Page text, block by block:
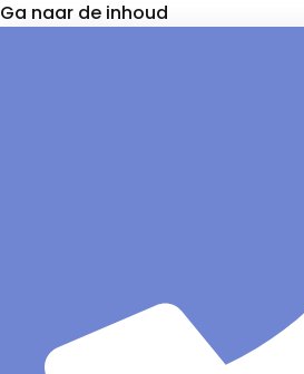
Ga naar de inhoud